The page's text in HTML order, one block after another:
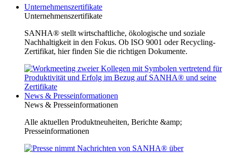
Unternehmenszertifikate
Unternehmenszertifikate
SANHA® stellt wirtschaftliche, ökologische und soziale
Nachhaltigkeit in den Fokus. Ob ISO 9001 oder Recycling-
Zertifikat, hier finden Sie die richtigen Dokumente.
News & Presseinformationen
News & Presseinformationen
Alle aktuellen Produktneuheiten, Berichte &amp;
Presseinformationen